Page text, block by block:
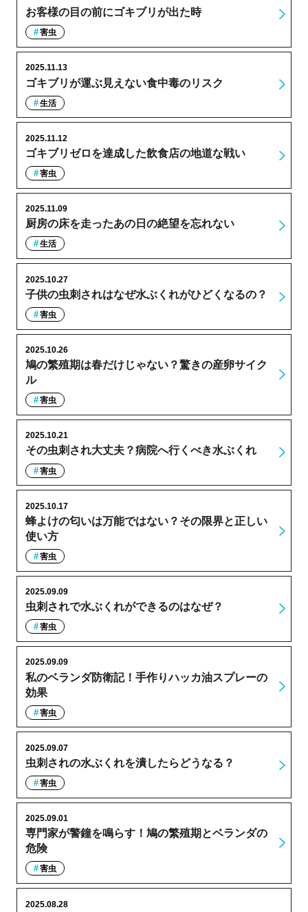
お客様の目の前にゴキブリが出た時
害虫
ゴキブリが運ぶ見えない食中毒のリスク
2025.11.13
生活
ゴキブリゼロを達成した飲食店の地道な戦い
2025.11.12
害虫
厨房の床を走ったあの日の絶望を忘れない
2025.11.09
生活
子供の虫刺されはなぜ水ぶくれがひどくなるの？
2025.10.27
害虫
鳩の繁殖期は春だけじゃない？驚きの産卵サイク
ル
2025.10.26
害虫
その虫刺され大丈夫？病院へ行くべき水ぶくれ
2025.10.21
害虫
蜂よけの匂いは万能ではない？その限界と正しい
使い方
2025.10.17
害虫
虫刺されで水ぶくれができるのはなぜ？
2025.09.09
害虫
私のベランダ防衛記！手作りハッカ油スプレーの
効果
2025.09.09
害虫
虫刺されの水ぶくれを潰したらどうなる？
2025.09.07
害虫
専門家が警鐘を鳴らす！鳩の繁殖期とベランダの
危険
2025.09.01
害虫
2025.08.28